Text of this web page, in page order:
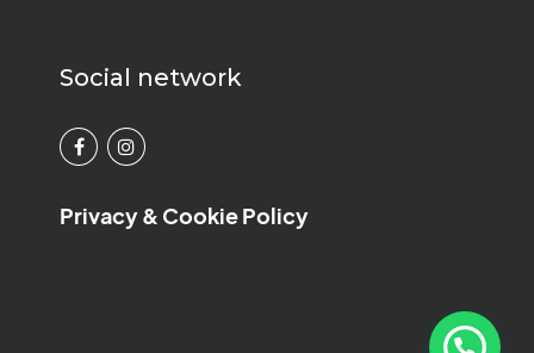
Social network
Privacy & Cookie Policy